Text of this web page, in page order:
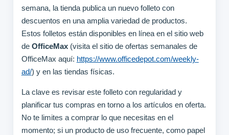
semana, la tienda publica un nuevo folleto con
descuentos en una amplia variedad de productos.
Estos folletos están disponibles en línea en el sitio web
de OfficeMax(visita el sitio de ofertas semanales de
OfficeMax aquí: https://www.officedepot.com/weekly-
ad/) y en las tiendas físicas.
La clave es revisar este folleto con regularidad y
planificar tus compras en torno a los artículos en oferta.
No te limites a comprar lo que necesitas en el
momento; si un producto de uso frecuente, como papel